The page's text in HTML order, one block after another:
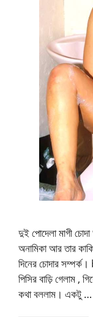
দুই পোদেলা মাগী
অনামিকা আর তার
দিনের চোদার
পিসির বাড়ি গেলাম ,
কথা বললাম। একটু …